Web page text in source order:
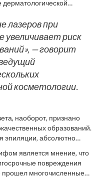
могло бы привести к
дерматологической
низкий уровень
кожи. Важно читать
данные, чтобы не
лазеров при
увеличивает риск
— говорит
косметологии.
наоборот, признано
образований.
эпиляции, абсолютно
Для тех, кто сильно
есть полезный
и убедитесь, что
является мнение, что
повреждения
многочисленные